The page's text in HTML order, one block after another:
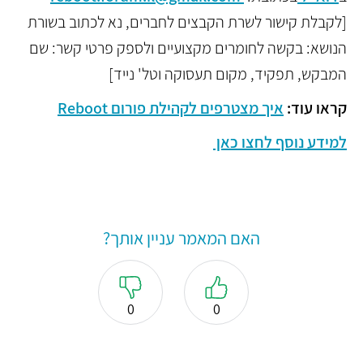
[לקבלת קישור לשרת הקבצים לחברים, נא לכתוב בשורת
הנושא: בקשה לחומרים מקצועיים ולספק פרטי קשר: שם
המבקש, תפקיד, מקום תעסוקה וטל' נייד]
קראו עוד: איך מצטרפים לקהילת פורום Reboot
למידע נוסף לחצו כאן
האם המאמר עניין אותך?
0
0